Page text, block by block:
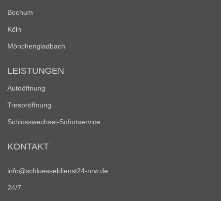
Bochum
Köln
Mönchengladbach
LEISTUNGEN
Autoöffnung
Tresoröffnung
Schlosswechsel-Sofortservice
KONTAKT
info@schluesseldienst24-nrw.de
24/7